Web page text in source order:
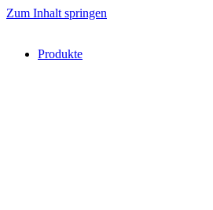
Zum Inhalt springen
Produkte